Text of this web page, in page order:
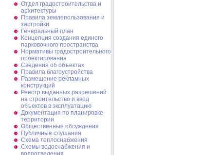
Отдел градостроительства и
архитектуры
Правила землепользования и
застройки
Генеральный план
Концепция создания единого
парковочного пространства
Нормативы градостроительного
проектирования
Сведения об объектах
Правила благоустройства
Размещение рекламных
конструкций
Реестр выданных разрешений
на строительство и ввод
объектов в эксплуатацию
Документация по планировке
территории
Общественные обсуждения
Публичные слушания
Схема теплоснабжения
Схемы водоснабжения и
водоотведения